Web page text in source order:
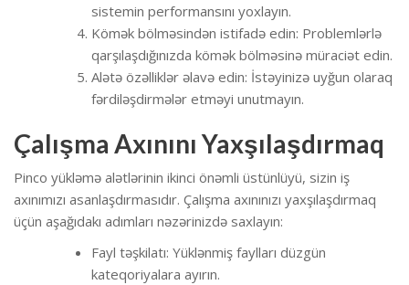
sistemin performansını yoxlayın.
Kömək bölməsindən istifadə edin: Problemlərlə
qarşılaşdığınızda kömək bölməsinə müraciət edin.
Alətə özəlliklər əlavə edin: İstəyinizə uyğun olaraq
fərdiləşdirmələr etməyi unutmayın.
Çalışma Axınını Yaxşılaşdırmaq
Pinco yükləmə alətlərinin ikinci önəmli üstünlüyü, sizin iş
axınımızı asanlaşdırmasıdır. Çalışma axınınızı yaxşılaşdırmaq
üçün aşağıdakı adımları nəzərinizdə saxlayın:
Fayl təşkilatı: Yüklənmiş faylları düzgün
kateqoriyalara ayırın.